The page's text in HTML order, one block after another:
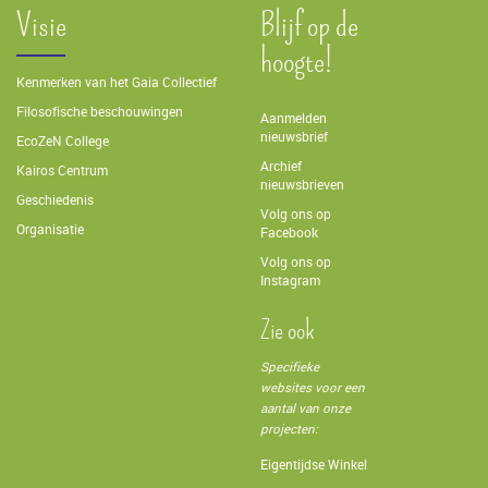
Visie
Kenmerken van het Gaia Collectief
Filosofische beschouwingen
EcoZeN College
Kairos Centrum
Geschiedenis
Organisatie
Blijf op de
hoogte!
Aanmelden
nieuwsbrief
Archief
nieuwsbrieven
Volg ons op
Facebook
Volg ons op
Instagram
Zie ook
Specifieke
websites voor een
aantal van onze
projecten:
Eigentijdse Winkel